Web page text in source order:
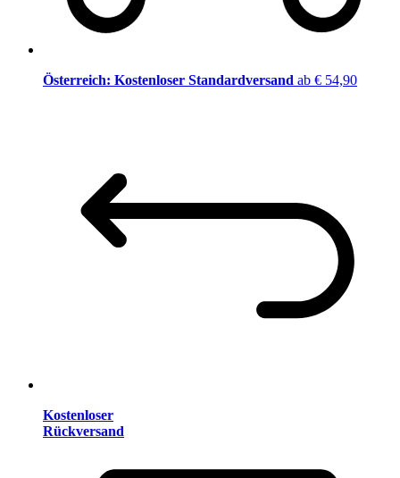
Österreich: Kostenloser Standardversand ab € 54,90
Kostenloser
Rückversand